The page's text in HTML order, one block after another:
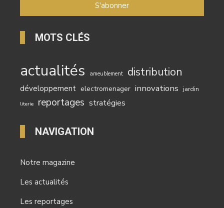
MOTS CLÉS
actualités ameublement distribution
développement electromenager innovations jardin
literie reportages stratégies
NAVIGATION
Notre magazine
Les actualités
Les reportages